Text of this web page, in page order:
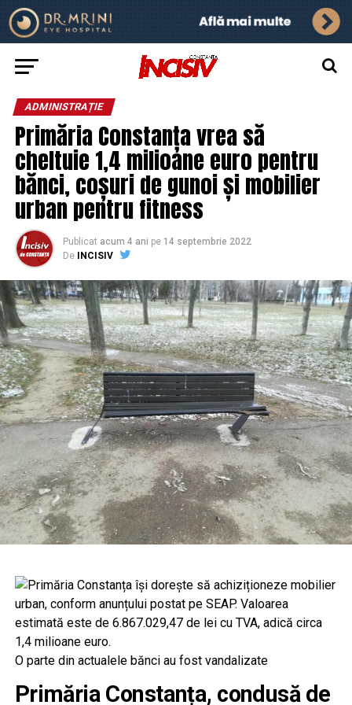
ADMINISTRAȚIE
Primăria Constanța vrea să
cheltuie 1,4 milioane euro pentru
bănci, coșuri de gunoi și mobilier
urban pentru fitness
Publicat acum 4 ani pe 14 septembrie 2022
De
INCISIV
O parte din actualele bănci au fost vandalizate
Primăria Constanța, condusă de